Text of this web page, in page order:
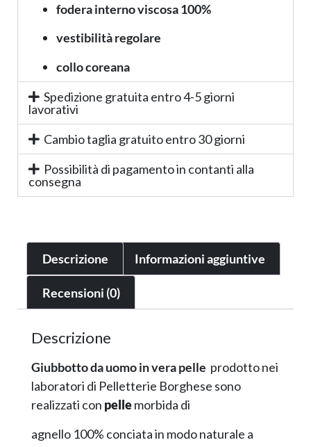
fodera interno viscosa 100%
vestibilità regolare
collo coreana
Spedizione gratuita entro 4-5 giorni
lavorativi
Cambio taglia gratuito entro 30 giorni
Possibilità di pagamento in contanti alla
consegna
Descrizione Informazioni aggiuntive
Recensioni (0)
Descrizione
Giubbotto da uomo in vera pelle prodotto nei
laboratori di Pelletterie Borghese sono
realizzati con pellemorbida di
agnello 100% conciata in modo naturale a